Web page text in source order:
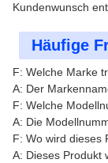
Kundenwunsch
Häufige
F: Welche Marke
A: Der
F: Welche
A: Die
F: Wo wird dieses
A: Dieses Produkt